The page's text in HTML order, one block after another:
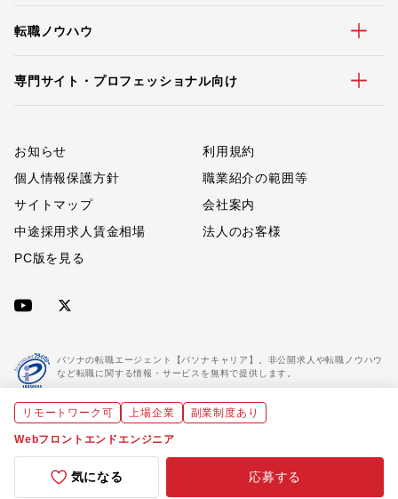
転職ノウハウ
専門サイト・プロフェッショナル向け
お知らせ
利用規約
個人情報保護方針
職業紹介の範囲等
サイトマップ
会社案内
中途採用求人賃金相場
法人のお客様
PC版を見る
パソナの転職エージェント【パソナキャリア】。非公開求人や転職ノウハウ
など転職に関する情報・サービスを無料で提供します。
「パソナキャリア」は職業紹介優良事業者に認定されています。
リモートワーク可 上場企業 副業制度あり
Webフロントエンドエンジニア
気になる 応募する